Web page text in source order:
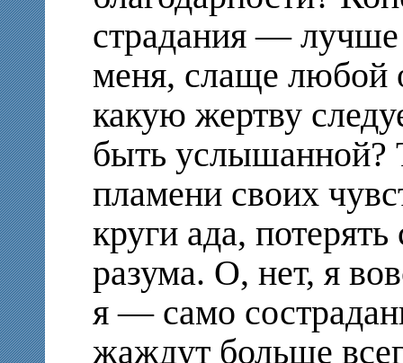
страдания —
меня, слаще любой
какую жертву
быть услышанной?
пламени своих
круги ада,
разума. О, нет, я
я — само
жаждут больше